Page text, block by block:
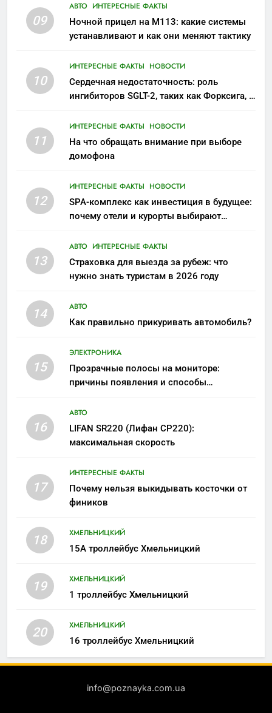
09
АВТО ИНТЕРЕСНЫЕ ФАКТЫ
Ночной прицел на M113: какие системы
устанавливают и как они меняют тактику
10
ИНТЕРЕСНЫЕ ФАКТЫ НОВОСТИ
Сердечная недостаточность: роль
ингибиторов SGLT-2, таких как Форксига, в
11
ИНТЕРЕСНЫЕ ФАКТЫ НОВОСТИ
На что обращать внимание при выборе
домофона
12
ИНТЕРЕСНЫЕ ФАКТЫ НОВОСТИ
SPA-комплекс как инвестиция в будущее:
почему отели и курорты выбирают
13
АВТО ИНТЕРЕСНЫЕ ФАКТЫ
Страховка для выезда за рубеж: что
нужно знать туристам в 2026 году
14
АВТО
Как правильно прикуривать автомобиль?
15
ЭЛЕКТРОНИКА
Прозрачные полосы на мониторе:
причины появления и способы
16
АВТО
LIFAN SR220 (Лифан СР220):
максимальная скорость
17
ИНТЕРЕСНЫЕ ФАКТЫ
Почему нельзя выкидывать косточки от
фиников
18
ХМЕЛЬНИЦКИЙ
15А троллейбус Хмельницкий
19
ХМЕЛЬНИЦКИЙ
1 троллейбус Хмельницкий
20
ХМЕЛЬНИЦКИЙ
16 троллейбус Хмельницкий
info@poznayka.com.ua